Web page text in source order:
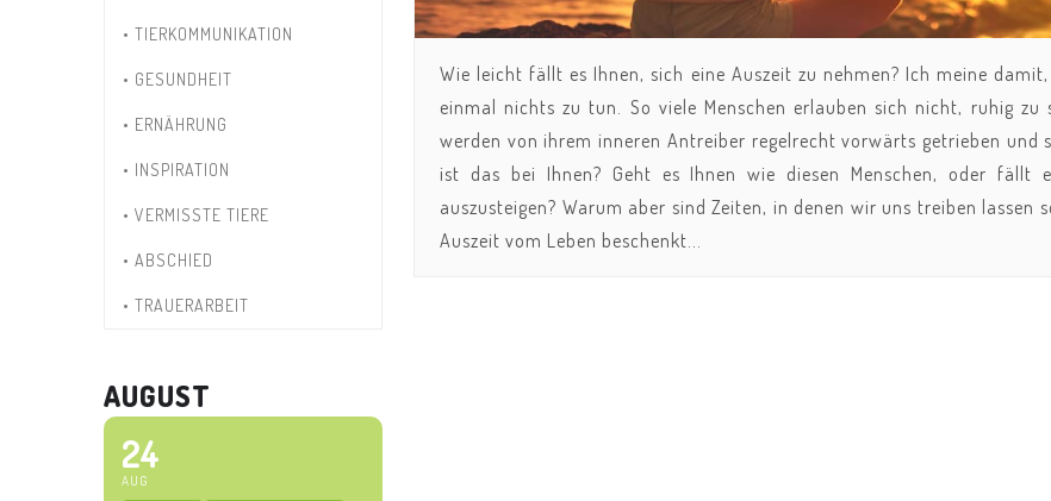
Wie leicht fällt es Ihnen, sich eine Auszeit zu nehmen? Ich meine
einmal nichts zu tun. So viele Menschen erlauben sich nicht, ruhig zu
werden von ihrem inneren Antreiber regelrecht vorwärts getrieben und
ist das bei Ihnen? Geht es Ihnen wie diesen Menschen, oder
auszusteigen? Warum aber sind Zeiten, in denen wir uns treiben
Auszeit vom Leben beschenkt...
• TIERKOMMUNIKATION
• GESUNDHEIT
• ERNÄHRUNG
• INSPIRATION
• VERMISSTE TIERE
• ABSCHIED
• TRAUERARBEIT
AUGUST
24
AUG